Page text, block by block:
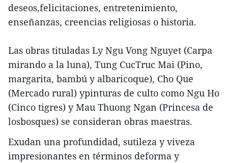
deseos,felicitaciones, entretenimiento,
enseñanzas, creencias religiosas o historia.
Las obras tituladas Ly Ngu Vong Nguyet (Carpa
mirando a la luna), Tung CucTruc Mai (Pino,
margarita, bambú y albaricoque), Cho Que
(Mercado rural) ypinturas de culto como Ngu Ho
(Cinco tigres) y Mau Thuong Ngan (Princesa de
losbosques) se consideran obras maestras.
Exudan una profundidad, sutileza y viveza
impresionantes en términos deforma y